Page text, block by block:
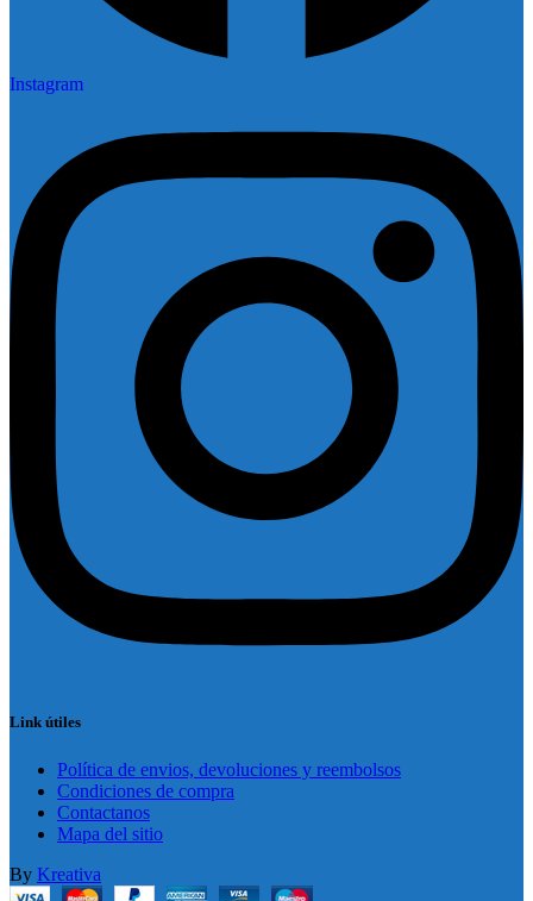
Instagram
Link útiles
Política de envios, devoluciones y reembolsos
Condiciones de compra
Contactanos
Mapa del sitio
By Kreativa